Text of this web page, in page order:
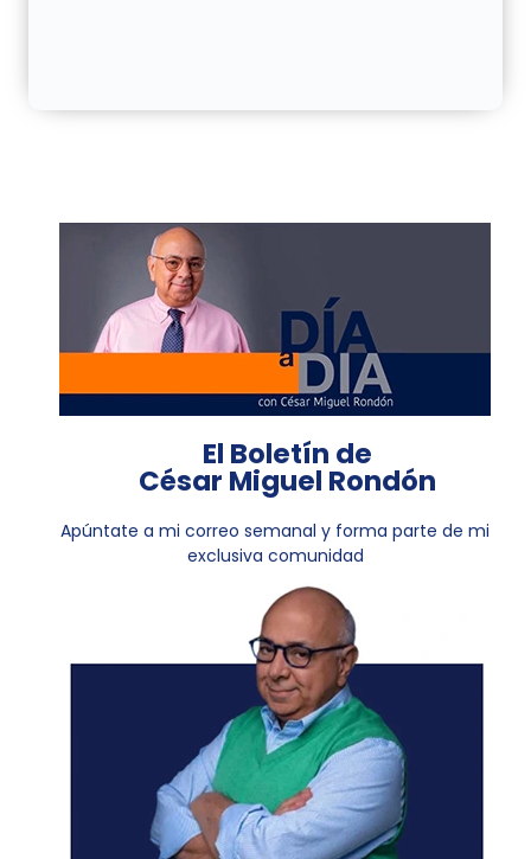
El Boletín de
César Miguel Rondón
Apúntate a mi correo semanal y forma parte de mi
exclusiva comunidad